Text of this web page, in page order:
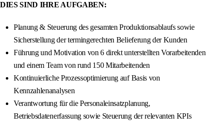
DIES SIND IHRE AUFGABEN:
Planung & Steuerung des gesamten Produktionsablaufs sowie
Sicherstellung der termingerechten Belieferung der Kunden
Führung und Motivation von 6 direkt unterstellten Vorarbeitenden
und einem Team von rund 150 Mitarbeitenden
Kontinuierliche Prozessoptimierung auf Basis von
Kennzahlenanalysen
Verantwortung für die Personaleinsatzplanung,
Betriebsdatenerfassung sowie Steuerung der relevanten KPIs